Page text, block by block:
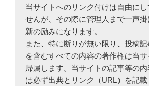
当サイトへのリンク付けは自由に
せんが、その際に管理人まで一声
新の励みになります。
また、特に断りが無い限り、投稿
を含むすべての内容の著作権は当
帰属します。当サイトの記事等の
は必ず出典とリンク（URL）を記